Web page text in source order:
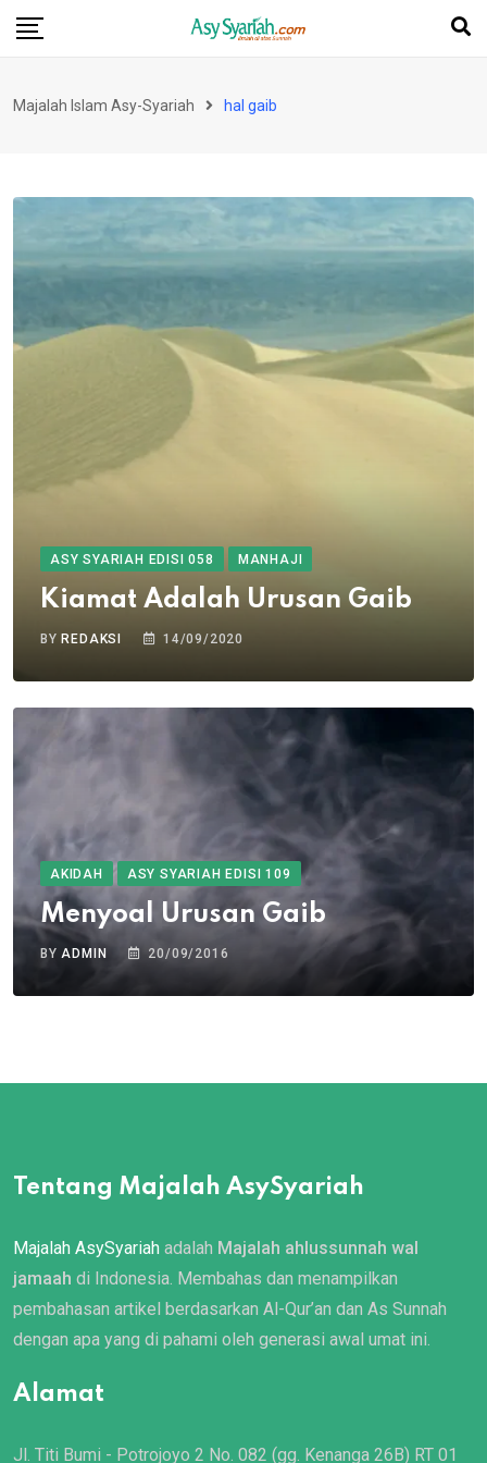
Skip
Majalah Islam Asy-Syariah hal gaib
ASY SYARIAH EDISI 058 MANHAJI
Kiamat Adalah Urusan Gaib
BYREDAKSI 14/09/2020
AKIDAH ASY SYARIAH EDISI 109
Menyoal Urusan Gaib
BY ADMIN 20/09/2016
Tentang Majalah AsySyariah
Majalah AsySyariah adalah Majalah ahlussunnah wal
jamaah di Indonesia. Membahas dan menampilkan
pembahasan artikel berdasarkan Al-Qur’an dan As Sunnah
dengan apa yang di pahami oleh generasi awal umat ini.
Alamat
Jl. Titi Bumi - Potrojoyo 2 No. 082 (gg. Kenanga 26B) RT 01